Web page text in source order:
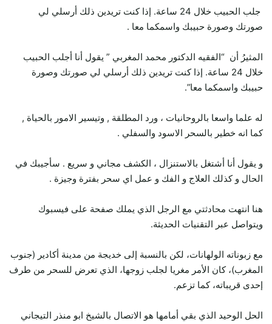
جلب الحبيب خلال 24 ساعة. إذا كنت تريدين ذلك أرسلي لي
صورتك وصورة حبيبك واسمكما معا .
المثيرُ أن “الفقيه الدكتور محمد المغربي ” يقول أنا أجلب الحبيب
خلال 24 ساعة. إذا كنت تريدين ذلك أرسلي لي صورتك وصورة
حبيبك واسمكما معا”.
له علما واسعا بالروحانيات ، ورد المطلقة , وتيسير الامور بالحياة ,
كما انه خطير بالسحر الاسود والسفلي .
و يقول أنا أشتغل بالاستنزال ، الكشف مجاني و سريع . سأجيبك في
الحال و كذلك العلاج و الفك و عمل اي سحر بفترة وجيزة .
هنا انتهت محادثتي مع الرجل الذي يملك صفحة على فيسبوك
ويتواصل عبر التقنيات الحديثة.
مع زبوناته الولهانات، لكن بالنسبة إلى خديجة من مدينة أكادير (جنوب
المغرب)، كان الأمر مغريا لجلب زوجها، الذي تعرض للسحر من طرف
إحدى قريباته، كما تزعم.
الحل الوحيد الذي بقي أمامها هو الاتصال بالشيخ ابو منذر التيجاني